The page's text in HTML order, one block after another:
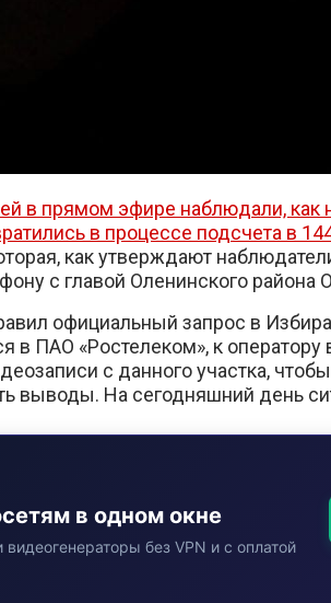
в прямом эфире наблюдали,
в процессе подсчета в
как утверждают
с главой Оленинского
официальный запрос в
в ПАО «Ростелеком», к
с данного участка,
выводы. На сегодняшний день
в одном окне
без VPN и с оплатой